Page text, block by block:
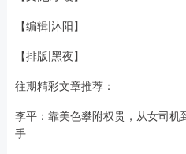
【编辑|沐阳】
【排版|黑夜】
往期精彩文章推荐：
李平：靠美色攀附权贵，从女司
手